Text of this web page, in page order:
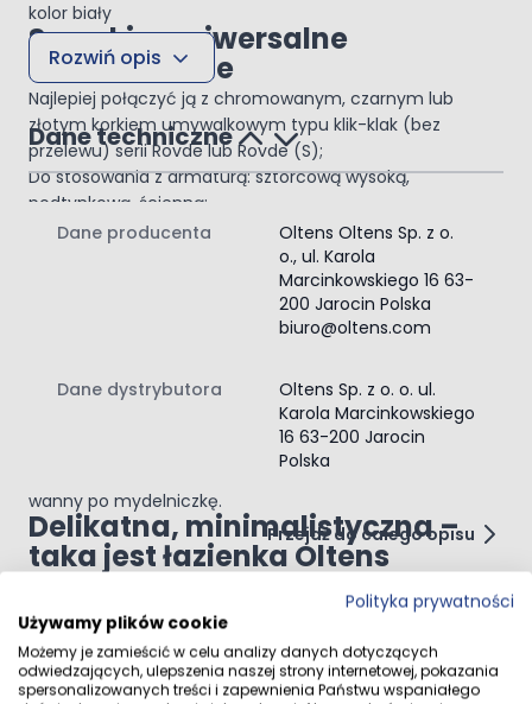
kolor biały
Szerokie, uniwersalne
zastosowanie
Najlepiej połączyć ją z chromowanym, czarnym lub
złotym korkiem umywalkowym typu klik-klak (bez
przelewu) serii Rovde lub Rovde (S);
Do stosowania z armaturą: sztorcową wysoką,
podtynkową, ścienną;
PureWhite
Nieskazitelna biel uzyskana dzięki specjalnie dobranej
głębokiej barwie i tonacji nada Twojej łazience
Gotowe rozwiązania dla
Ideą Oltens jest możliwość prostego i szybkiego
stworzenia łazienki, w której będziesz czuł się dobrze.
Każda seria produktów może być gotowym konceptem –
wanny po mydelniczkę.
Delikatna, minimalistyczna –
taka jest łazienka Oltens
do natury oraz industrialnym stylem.
Gwarancja jakości produktów
Oltens to pewność i zaufanie przez cały okres
użytkowania.
Rozwiń opis
Dane techniczne
Dane producenta
Oltens Oltens Sp. z o.
o., ul. Karola
Marcinkowskiego 16 63-
200 Jarocin Polska
biuro@oltens.com
Dane dystrybutora
Oltens Sp. z o. o. ul.
Karola Marcinkowskiego
16 63-200 Jarocin
Polska
Przejdź do całego opisu
Opinie klientów
Polityka prywatności
Używamy plików cookie
Możemy je zamieścić w celu analizy danych dotyczących
odwiedzających, ulepszenia naszej strony internetowej, pokazania
spersonalizowanych treści i zapewnienia Państwu wspaniałego